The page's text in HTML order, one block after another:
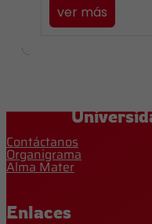
ver más
Contáctanos
Organigrama
Alma Mater
Enlaces